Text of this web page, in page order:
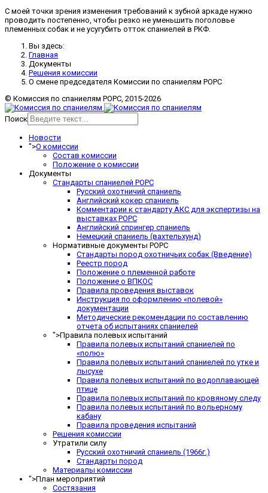
С моей точки зрения изменения требований к зубной аркаде нужно
проводить постепенно, чтобы резко не уменьшить поголовье
племенных собак и не усугубить отток спаниелей в РКФ.
Вы здесь:
Главная
Документы
Решения комиссии
О смене председателя Комиссии по спаниелям РОРС
© Комиссия по спаниелям РОРС, 2015-2026
Поиск
Новости
">О комиссии
Состав комиссии
Положение о комиссии
Документы
Стандарты спаниелей РОРС
Русский охотничий спаниель
Английский кокер спаниель
Комментарии к стандарту АКС для экспертизы на
выставках РОРС
Английский спрингер спаниель
Немецкий спаниель (вахтельхунд)
Нормативные документы РОРС
Стандарты пород охотничьих собак (Введение)
Реестр пород
Положение о племенной работе
Положение о ВПКОС
Правила проведения выставок
Инструкция по оформлению «полевой»
документации
Методические рекомендации по составлению
отчета об испытаниях спаниелей
">Правила полевых испытаний
Правила полевых испытаний спаниелей по
«полю»
Правила полевых испытаний спаниелей по утке и
лысухе
Правила полевых испытаний по водоплавающей
птице
Правила полевых испытаний по кровяному следу
Правила полевых испытаний по вольерному
кабану
Правила проведения испытаний
Решения комиссии
Утратили силу
Русский охотничий спаниель (1966г.)
Стандарты пород
Материалы комиссии
">План мероприятий
Состязания